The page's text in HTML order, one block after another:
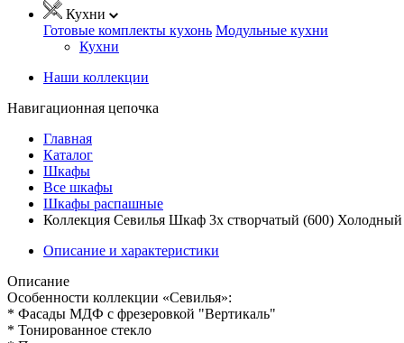
Кухни
Готовые комплекты кухонь Модульные кухни
Кухни
Наши коллекции
Навигационная цепочка
Главная
Каталог
Шкафы
Все шкафы
Шкафы распашные
Коллекция Севилья Шкаф 3х створчатый (600)
Описание и характеристики
Описание
Особенности коллекции «Севилья»:
* Фасады МДФ с фрезеровкой "Вертикаль"
* Тонированное стекло